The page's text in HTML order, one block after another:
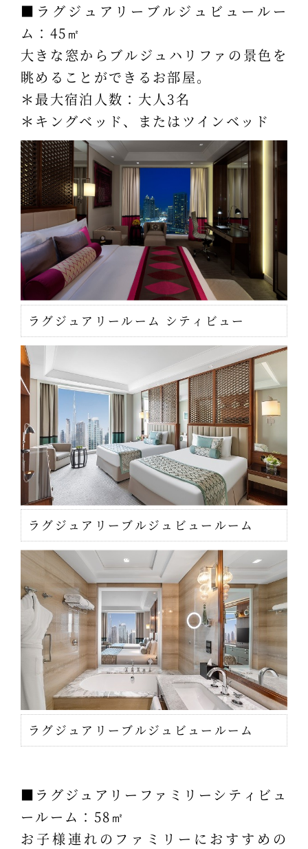
■ラグジュアリーブルジュビュールー
ム：45㎡
大きな窓からブルジュハリファの景色を
眺めることができるお部屋。
＊最大宿泊人数：大人3名
＊キングベッド、またはツインベッド
ラグジュアリールーム シティビュー
ラグジュアリーブルジュビュールーム
ラグジュアリーブルジュビュールーム
■ラグジュアリーファミリーシティビュ
ールーム：58㎡
お子様連れのファミリーにおすすめの